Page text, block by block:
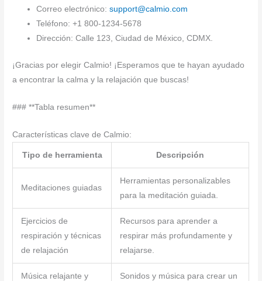
Correo electrónico:support@calmio.com
Teléfono: +1 800-1234-5678
Dirección: Calle 123, Ciudad de México, CDMX.
¡Gracias por elegir Calmio! ¡Esperamos que te hayan ayudado
a encontrar la calma y la relajación que buscas!
### **Tabla resumen**
Características clave de Calmio:
Tipo de herramienta Descripción
Meditaciones guiadas
Herramientas personalizables
para la meditación guiada.
Ejercicios de
respiración y técnicas
de relajación
Recursos para aprender a
respirar más profundamente y
relajarse.
Música relajante y
Sonidos y música para crear un